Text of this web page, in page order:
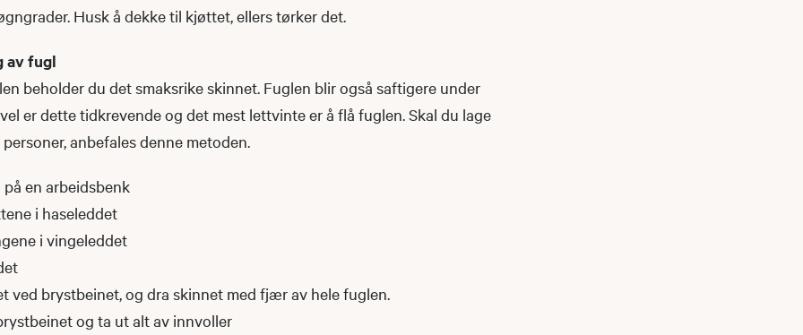
Husk å dekke til kjøttet, ellers tørker det.
av fugl
beholder du det smaksrike skinnet. Fuglen blir også saftigere under
er dette tidkrevende og det mest lettvinte er å flå fuglen. Skal du lage
anbefales denne metoden.​
en arbeidsbenk
i haseleddet
i vingeleddet
ved brystbeinet, og dra skinnet med fjær av hele fuglen.
og ta ut alt av innvoller